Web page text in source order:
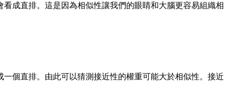
成直排。這是因為相似性讓我們的眼睛和大腦更容易組織相
個直排。由此可以猜測接近性的權重可能大於相似性。接近